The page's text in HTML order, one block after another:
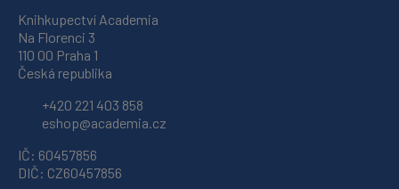
Knihkupectví Academia
Na Florenci 3
110 00 Praha 1
Česká republika
+420 221 403 858
eshop@academia.cz
IČ: 60457856
DIČ: CZ60457856